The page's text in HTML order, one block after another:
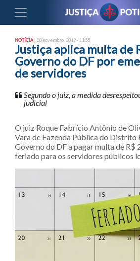
NOTÍCIA | 28 novembro, 2019 - 11:55
Justiça aplica multa de
Governo do DF por
de servidores
Segundo o juiz, a medida
judicial
O juiz Roque Fabrício Antônio de
Vara de Fazenda Pública do Distrito
Governo do DF a pagar multa de R$
feriado para os servidores públicos